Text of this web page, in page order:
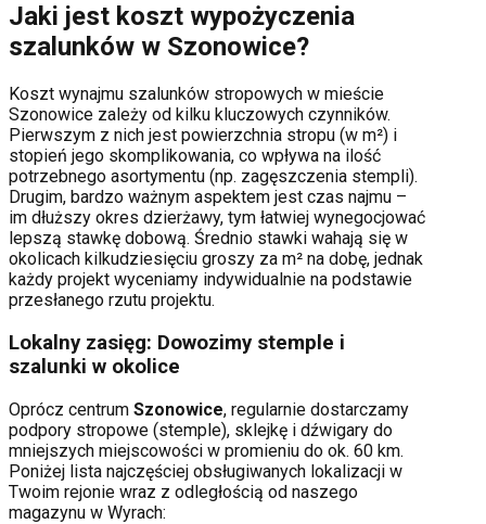
Jaki jest koszt wypożyczenia
szalunków w Szonowice?
Koszt wynajmu szalunków stropowych w mieście
Szonowice zależy od kilku kluczowych czynników.
Pierwszym z nich jest powierzchnia stropu (w m²) i
stopień jego skomplikowania, co wpływa na ilość
potrzebnego asortymentu (np. zagęszczenia stempli).
Drugim, bardzo ważnym aspektem jest czas najmu –
im dłuższy okres dzierżawy, tym łatwiej wynegocjować
lepszą stawkę dobową. Średnio stawki wahają się w
okolicach kilkudziesięciu groszy za m² na dobę, jednak
każdy projekt wyceniamy indywidualnie na podstawie
przesłanego rzutu projektu.
Lokalny zasięg: Dowozimy stemple i
szalunki w okolice
Oprócz centrum Szonowice, regularnie dostarczamy
podpory stropowe (stemple), sklejkę i dźwigary do
mniejszych miejscowości w promieniu do ok. 60 km.
Poniżej lista najczęściej obsługiwanych lokalizacji w
Twoim rejonie wraz z odległością od naszego
magazynu w Wyrach: